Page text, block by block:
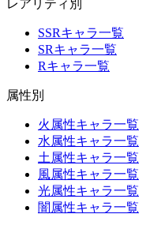
レアリティ別
SSRキャラ一覧
SRキャラ一覧
Rキャラ一覧
属性別
火属性キャラ一覧
水属性キャラ一覧
土属性キャラ一覧
風属性キャラ一覧
光属性キャラ一覧
闇属性キャラ一覧